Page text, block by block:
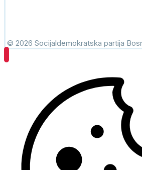
© 2026 Socijaldemokratska partija